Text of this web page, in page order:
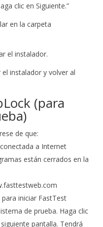
clic en Siguiente.”
en la carpeta
el instalador.
el instalador y volver al
(para
de que:
a Internet
están cerrados en la
para iniciar FastTest
de prueba. Haga clic
pantalla. Tendrá